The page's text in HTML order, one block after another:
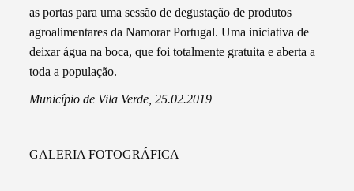
as portas para uma sessão de degustação de produtos
agroalimentares da Namorar Portugal. Uma iniciativa de
deixar água na boca, que foi totalmente gratuita e aberta a
toda a população.
Município de Vila Verde, 25.02.2019
GALERIA FOTOGRÁFICA